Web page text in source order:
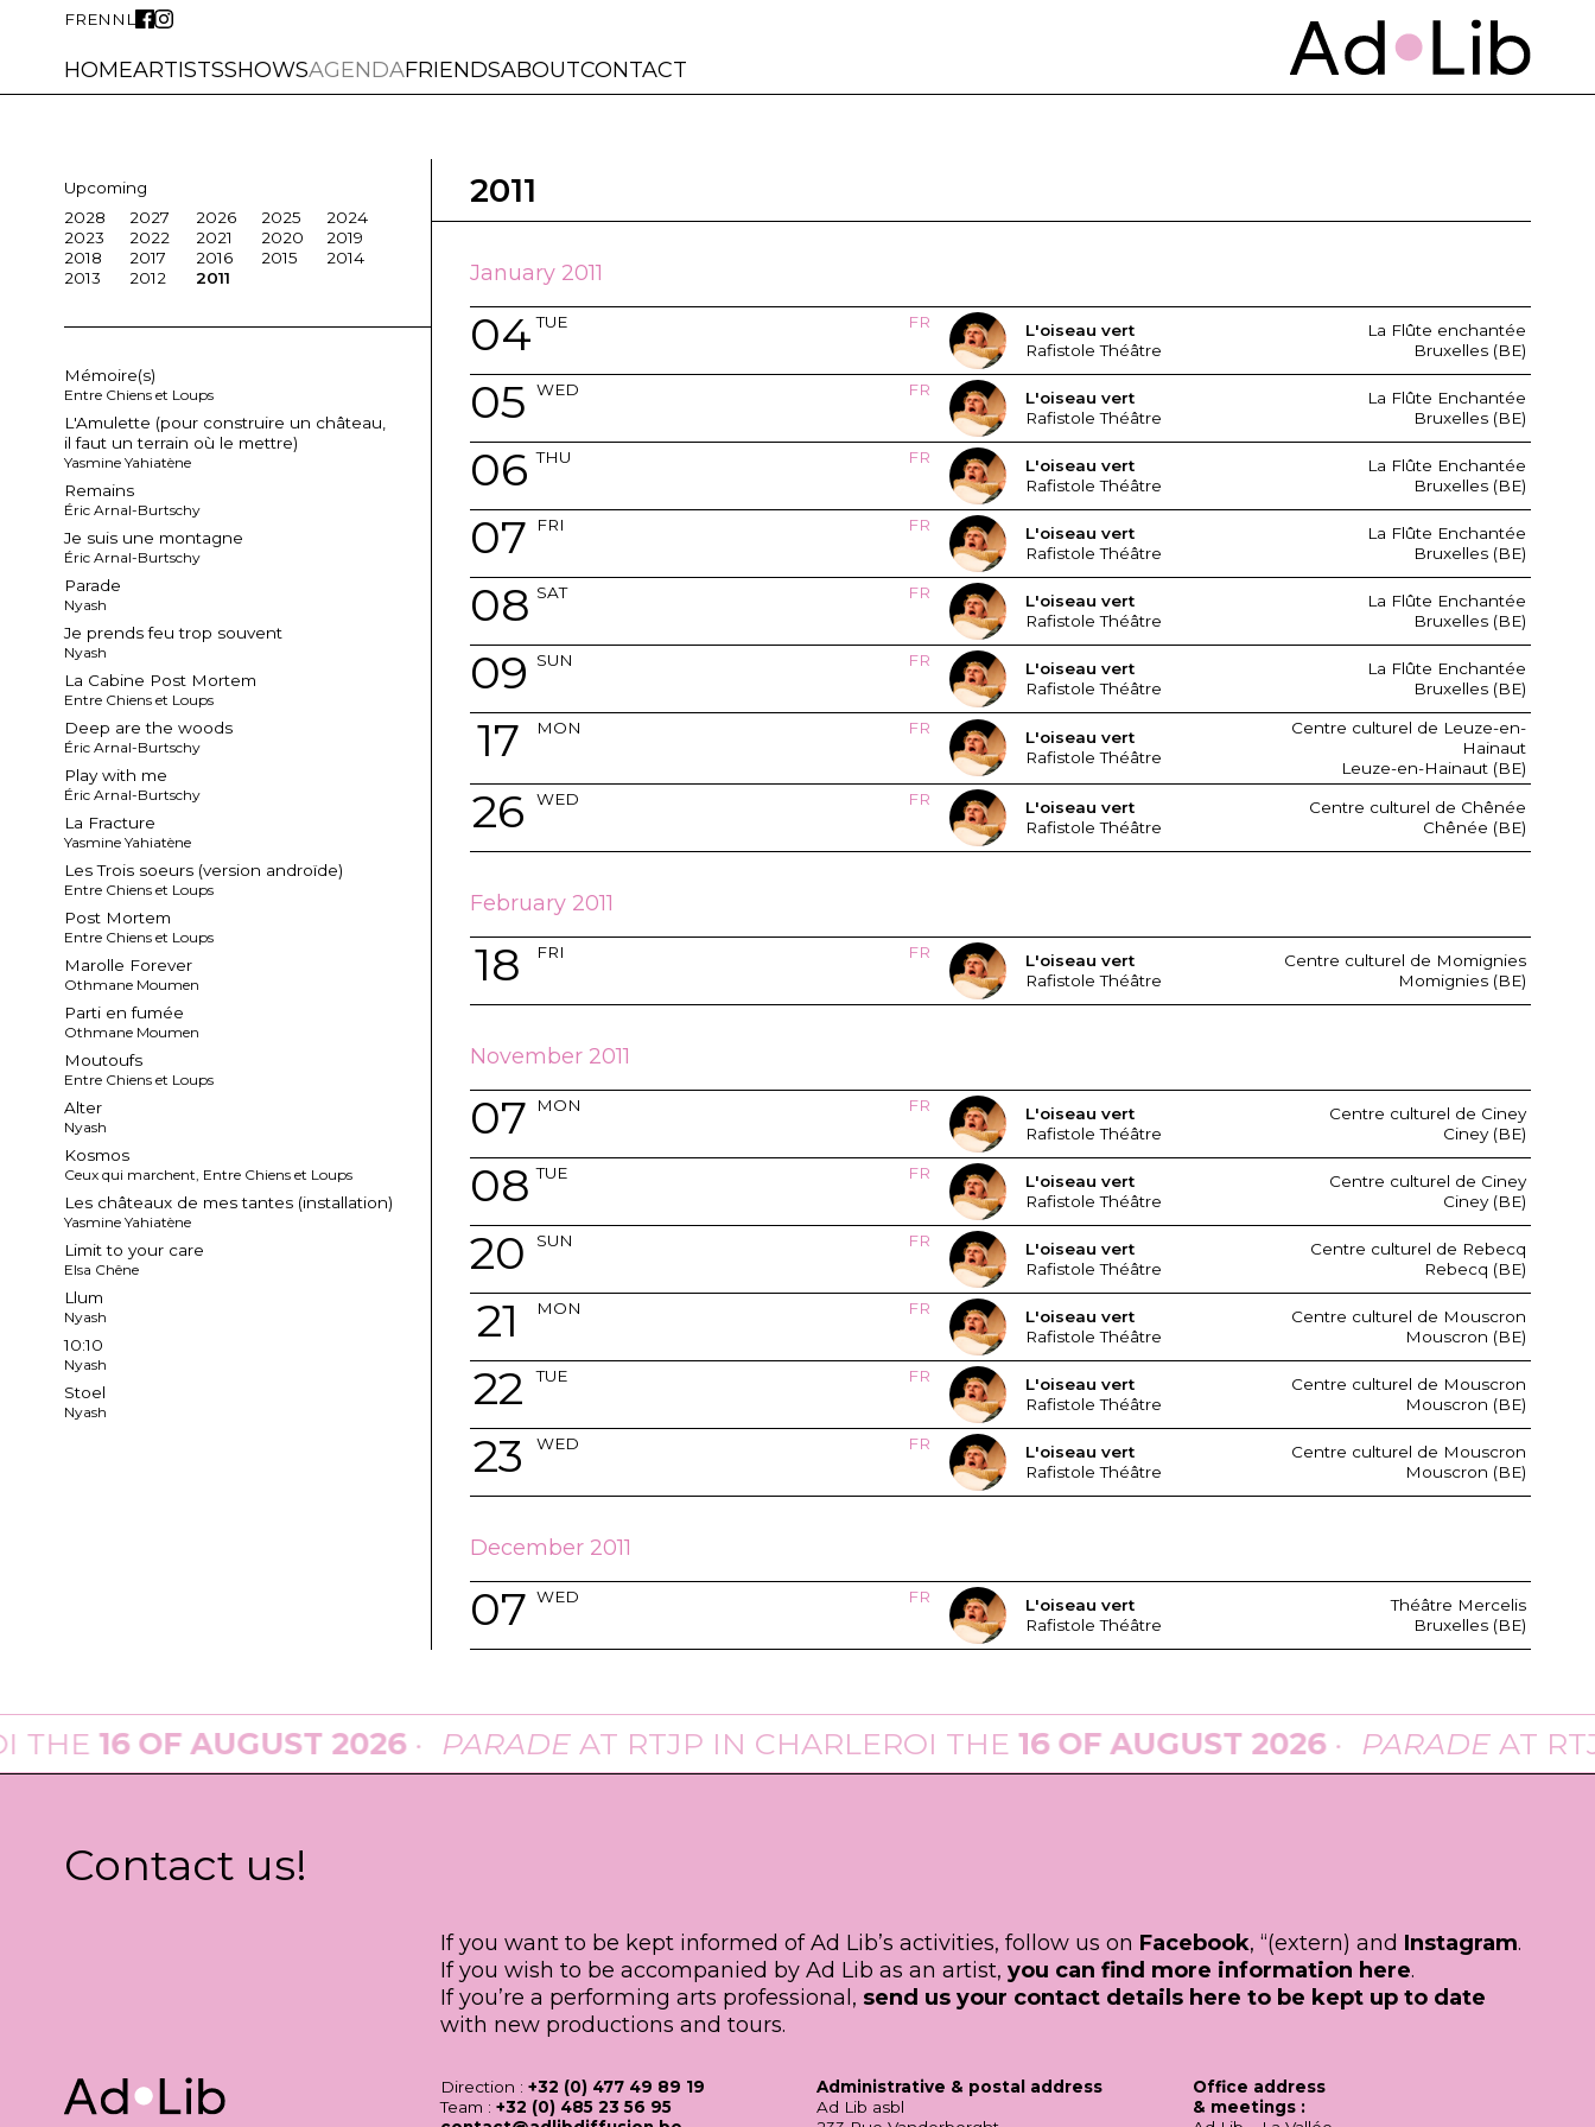
FREN NL
HOMEARTISTSSHOWSAGENDAFRIENDSABOUTCONTACT
Upcoming
2028
2027 2026 2025
2024
2023
2022 2021 2020
2019
2018
2017 2016 2015
2014
2013
2012 2011
Mémoire(s)
Entre Chiens et Loups
L'Amulette (pour construire un château,
il faut un terrain où le mettre)
Yasmine Yahiatène
Remains
Éric Arnal-Burtschy
Je suis une montagne
Éric Arnal-Burtschy
Parade
Nyash
Je prends feu trop souvent
Nyash
La Cabine Post Mortem
Entre Chiens et Loups
Deep are the woods
Éric Arnal-Burtschy
Play with me
Éric Arnal-Burtschy
La Fracture
Yasmine Yahiatène
Les Trois soeurs (version androïde)
Entre Chiens et Loups
Post Mortem
Entre Chiens et Loups
Marolle Forever
Othmane Moumen
Parti en fumée
Othmane Moumen
Moutoufs
Entre Chiens et Loups
Alter
Nyash
Kosmos
Ceux qui marchent, Entre Chiens et Loups
Les châteaux de mes tantes (installation)
Yasmine Yahiatène
Limit to your care
Elsa Chêne
Llum
Nyash
10:10
Nyash
Stoel
Nyash
2011
January 2011
TUE
04 FR
L'oiseau vert
Rafistole Théâtre
La Flûte enchantée
Bruxelles (BE)
WED
05 FR
L'oiseau vert
Rafistole Théâtre
La Flûte Enchantée
Bruxelles (BE)
THU
06 FR
L'oiseau vert
Rafistole Théâtre
La Flûte Enchantée
Bruxelles (BE)
FRI
07 FR
L'oiseau vert
Rafistole Théâtre
La Flûte Enchantée
Bruxelles (BE)
SAT
08 FR
L'oiseau vert
Rafistole Théâtre
La Flûte Enchantée
Bruxelles (BE)
SUN
09 FR
L'oiseau vert
Rafistole Théâtre
La Flûte Enchantée
Bruxelles (BE)
MON
17 FR
L'oiseau vert
Rafistole Théâtre
Centre culturel de Leuze-en-
Hainaut
Leuze-en-Hainaut (BE)
WED
26 FR
L'oiseau vert
Rafistole Théâtre
Centre culturel de Chênée
Chênée (BE)
February 2011
FRI
18 FR
L'oiseau vert
Rafistole Théâtre
Centre culturel de Momignies
Momignies (BE)
November 2011
MON
07 FR
L'oiseau vert
Rafistole Théâtre
Centre culturel de Ciney
Ciney (BE)
TUE
08 FR
L'oiseau vert
Rafistole Théâtre
Centre culturel de Ciney
Ciney (BE)
SUN
20 FR
L'oiseau vert
Rafistole Théâtre
Centre culturel de Rebecq
Rebecq (BE)
MON
21 FR
L'oiseau vert
Rafistole Théâtre
Centre culturel de Mouscron
Mouscron (BE)
TUE
22 FR
L'oiseau vert
Rafistole Théâtre
Centre culturel de Mouscron
Mouscron (BE)
WED
23 FR
L'oiseau vert
Rafistole Théâtre
Centre culturel de Mouscron
Mouscron (BE)
December 2011
WED
07 FR
L'oiseau vert
Rafistole Théâtre
Théâtre Mercelis
Bruxelles (BE)
16 OF AUGUST 2026· PARADEATRTJPIN CHARLEROI THE 16 OF AUGUST 2026· PARADEAT
Contact us!
If you want to be kept informed of Ad Lib’s activities, follow us on Facebook, “(extern) and Instagram.
If you wish to be accompanied by Ad Lib as an artist, you can find more information here.
If you’re a performing arts professional, send us your contact details here to be kept up to date
with new productions and tours.
Direction : +32 (0) 477 49 89 19
Team : +32 (0) 485 23 56 95
Administrative & postal address
Ad Lib asbl
Office address
& meetings :